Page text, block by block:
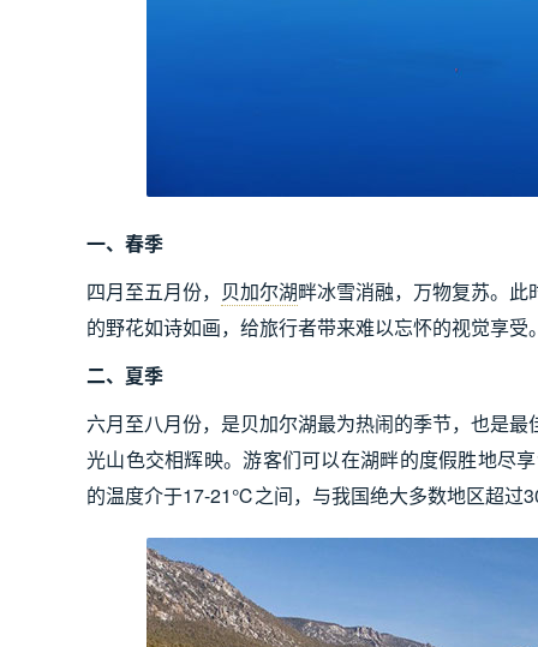
一、春季
四月至五月份， 贝加尔湖畔冰雪消融，万物复苏。
的野花如诗如画，给旅行者带来难以忘怀的视觉享受
二、夏季
六月至八月份，是贝加尔湖最为热闹的季节，也是
光山色交相辉映。游客们可以在湖畔的度假胜地尽
的温度介于17-21℃之间，与我国绝大多数地区超过